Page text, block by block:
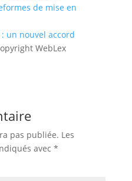
de mise en
un nouvel accord
WebLex
pas publiée. Les
avec *